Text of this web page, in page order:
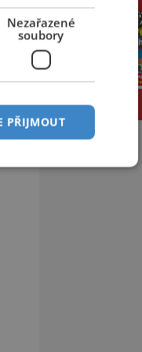
Nezařazené
soubory
PŘIJMOUT